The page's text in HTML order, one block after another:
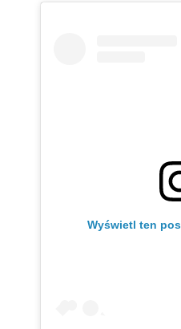
Wyświetl ten